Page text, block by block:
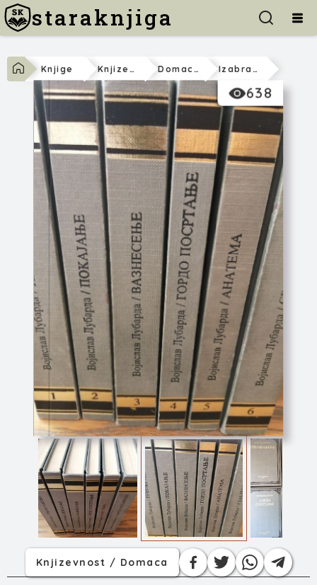
staraknjiga
Knjige Knjizevnost Domaca Izabrana Dela Vojislava Lubarde
638
Izabrana dela Voji...
Knjizevnost / Domaca